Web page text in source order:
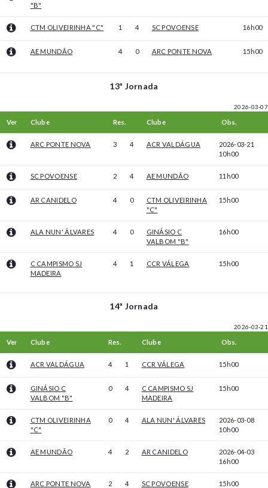
"B"
CTM OLIVEIRINHA "C" 1 4 SC POVOENSE 16h00
AE MUNDÃO 4 0 ARC PONTE NOVA 15h00
13ª Jornada
2026-03-07
Ver Clube Res. Clube Obs.
ARC PONTE NOVA 3 4 ACR VALDÁGUA
2026-03-21
10h00
SC POVOENSE 2 4 AE MUNDÃO 11h00
AR CANIDELO 4 0
CTM OLIVEIRINHA
"C"
15h00
ALA NUN' ÁLVARES 4 0
GINÁSIO C
VALBOM "B"
16h00
C CAMPISMO SJ
MADEIRA
4 1 CCR VÁLEGA 15h00
14ª Jornada
2026-03-21
Ver Clube Res. Clube Obs.
ACR VALDÁGUA 4 1 CCR VÁLEGA 15h00
GINÁSIO C
VALBOM "B"
0 4
C CAMPISMO SJ
MADEIRA
15h00
CTM OLIVEIRINHA
"C"
0 4 ALA NUN' ÁLVARES
2026-03-08
10h00
AE MUNDÃO 4 2 AR CANIDELO
2026-04-03
16h00
ARC PONTE NOVA 2 4 SC POVOENSE 15h00